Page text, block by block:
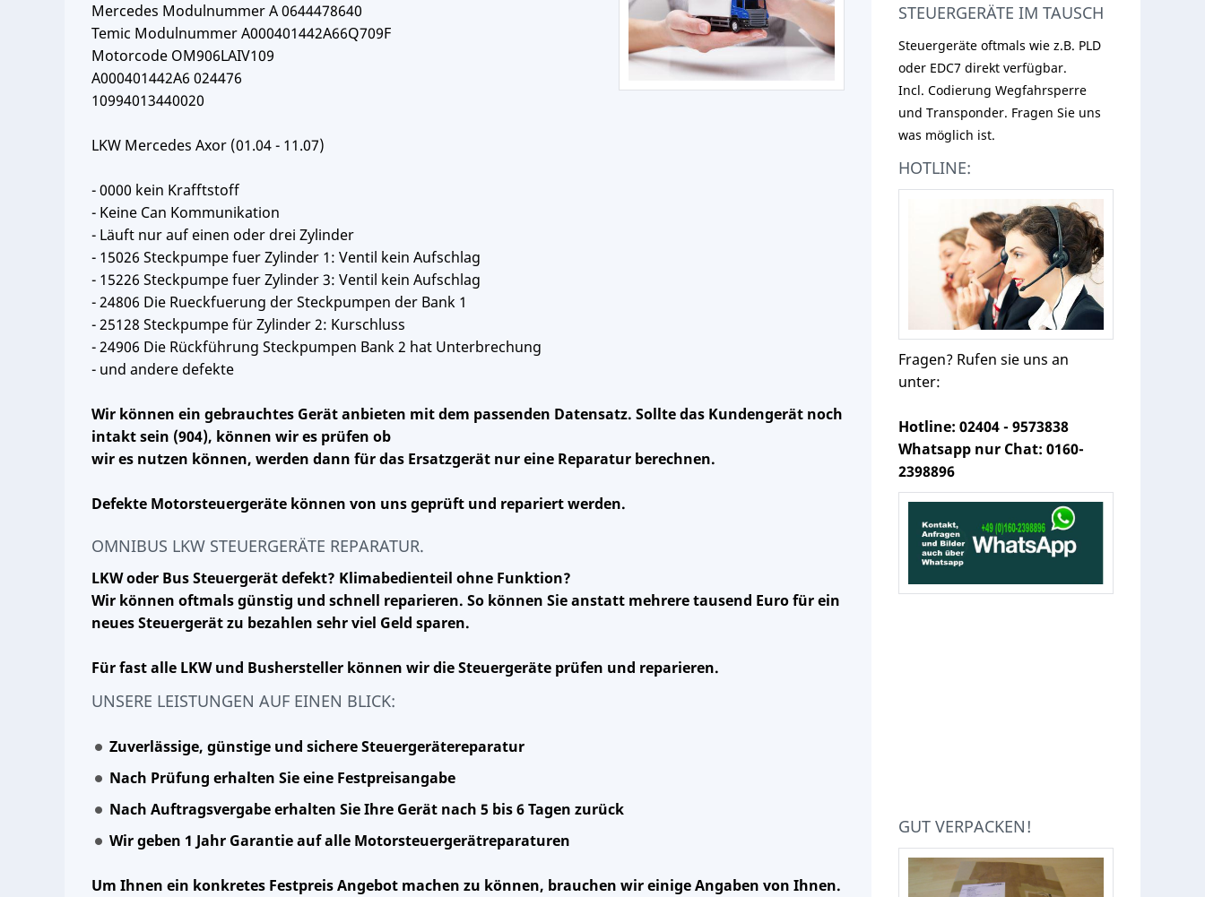
Mercedes Modulnummer A 0644478640
Temic Modulnummer A000401442A66Q709F
Motorcode OM906LAIV109
A000401442A6 024476
10994013440020
LKW Mercedes Axor (01.04 - 11.07)
- 0000 kein Krafftstoff
- Keine Can Kommunikation
- Läuft nur auf einen oder drei Zylinder
- 15026 Steckpumpe fuer Zylinder 1: Ventil kein Aufschlag
- 15226 Steckpumpe fuer Zylinder 3: Ventil kein Aufschlag
- 24806 Die Rueckfuerung der Steckpumpen der Bank 1
- 25128 Steckpumpe für Zylinder 2: Kurschluss
- 24906 Die Rückführung Steckpumpen Bank 2 hat Unterbrechung
- und andere defekte
Wir können ein gebrauchtes Gerät anbieten mit dem passenden Datensatz. Sollte das Kundengerät noch
intakt sein (904), können wir es prüfen ob
wir es nutzen können, werden dann für das Ersatzgerät nur eine Reparatur berechnen.
Defekte Motorsteuergeräte können von uns geprüft und repariert werden.
OMNIBUS LKW STEUERGERÄTE REPARATUR.
LKW oder Bus Steuergerät defekt? Klimabedienteil ohne Funktion?
Wir können oftmals günstig und schnell reparieren. So können Sie anstatt mehrere tausend Euro für ein
neues Steuergerät zu bezahlen sehr viel Geld sparen.
Für fast alle LKW und Bushersteller können wir die Steuergeräte prüfen und reparieren.
UNSERE LEISTUNGEN AUF EINEN BLICK:
Zuverlässige, günstige und sichere Steuergerätereparatur
Nach Prüfung erhalten Sie eine Festpreisangabe
Nach Auftragsvergabe erhalten Sie Ihre Gerät nach 5 bis 6 Tagen zurück
Wir geben 1 Jahr Garantie auf alle Motorsteuergerätreparaturen
Um Ihnen ein konkretes Festpreis Angebot machen zu können, brauchen wir einige Angaben von Ihnen.
STEUERGERÄTE IM TAUSCH
Steuergeräte oftmals wie z.B. PLD
oder EDC7 direkt verfügbar.
Incl. Codierung Wegfahrsperre
und Transponder. Fragen Sie uns
was möglich ist.
HOTLINE:
Fragen? Rufen sie uns an
unter:
Hotline: 02404 - 9573838
Whatsapp nur Chat: 0160-
2398896
GUT VERPACKEN!